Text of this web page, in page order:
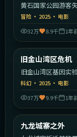
黄石国家公园游客
密。
冒险 · 2025 · 电影
32万
8.9千 1年
最新
旧金山湾区危机
旧金山湾区基因实
的危机。
科幻 · 2025 · 电影
37万
9.9千 1年
最新
九龙城寨之外